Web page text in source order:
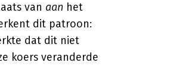
van aan het
dit patroon:
dat dit niet
koers veranderde